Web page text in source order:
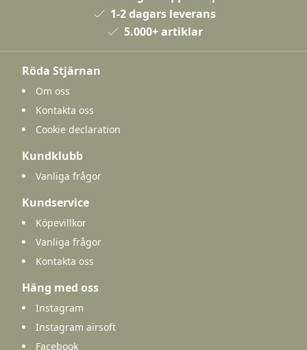
1-2 dagars leverans
5.000+ artiklar
Röda Stjärnan
Om oss
Kontakta oss
Cookie declaration
Kundklubb
Vanliga frågor
Kundservice
Köpevillkor
Vanliga frågor
Kontakta oss
Häng med oss
Instagram
Instagram airsoft
Facebook